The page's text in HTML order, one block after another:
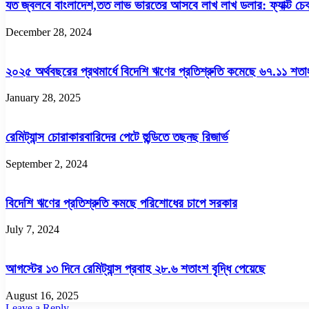
যত জ্বলবে বাংলাদেশ,তত লাভ ভারতের আসবে লাখ লাখ ডলার: ফ্যাক্ট
December 28, 2024
২০২৫ অর্থবছরের প্রথমার্ধে বিদেশি ঋণের প্রতিশ্রুতি কমেছে ৬৭.১১
January 28, 2025
রেমিট্যান্স চোরাকারবারিদের পেটে হুন্ডিতে তছনছ রিজার্ভ
September 2, 2024
বিদেশি ঋণের প্রতিশ্রুতি কমছে পরিশোধের চাপে সরকার
July 7, 2024
আগস্টের ১৩ দিনে রেমিট্যান্স প্রবাহ ২৮.৬ শতাংশ বৃদ্ধি পেয়েছে
August 16, 2025